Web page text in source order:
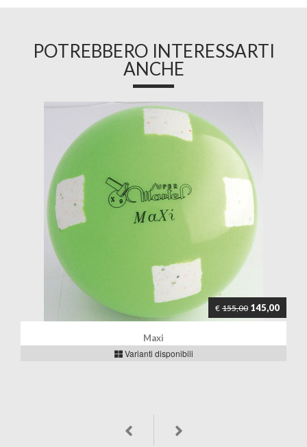
POTREBBERO INTERESSARTI
ANCHE
€ 155,00 145,00
Maxi
Varianti disponibili